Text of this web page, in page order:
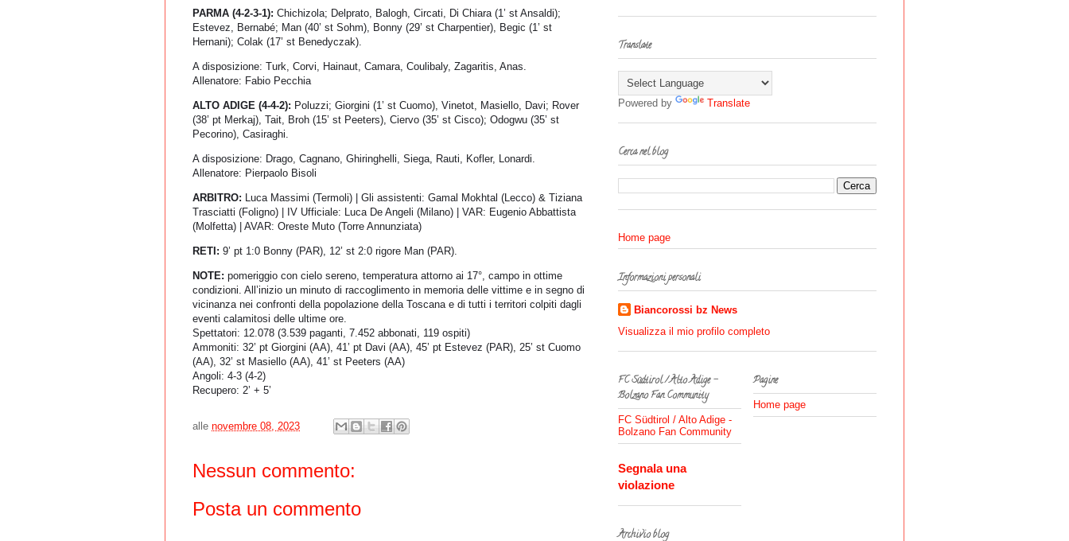
PARMA (4-2-3-1): Chichizola; Delprato, Balogh, Circati, Di Chiara (1’ st Ansaldi);
Estevez, Bernabé; Man (40’ st Sohm), Bonny (29’ st Charpentier), Begic (1’ st
Hernani); Colak (17’ st Benedyczak).
A disposizione: Turk, Corvi, Hainaut, Camara, Coulibaly, Zagaritis, Anas.
Allenatore: Fabio Pecchia
ALTO ADIGE (4-4-2): Poluzzi; Giorgini (1’ st Cuomo), Vinetot, Masiello, Davi; Rover
(38’ pt Merkaj), Tait, Broh (15’ st Peeters), Ciervo (35’ st Cisco); Odogwu (35’ st
Pecorino), Casiraghi.
A disposizione: Drago, Cagnano, Ghiringhelli, Siega, Rauti, Kofler, Lonardi.
Allenatore: Pierpaolo Bisoli
ARBITRO: Luca Massimi (Termoli) | Gli assistenti: Gamal Mokhtal (Lecco) & Tiziana
Trasciatti (Foligno) | IV Ufficiale: Luca De Angeli (Milano) | VAR: Eugenio Abbattista
(Molfetta) | AVAR: Oreste Muto (Torre Annunziata)
RETI: 9’ pt 1:0 Bonny (PAR), 12’ st 2:0 rigore Man (PAR).
NOTE: pomeriggio con cielo sereno, temperatura attorno ai 17°, campo in ottime
condizioni. All’inizio un minuto di raccoglimento in memoria delle vittime e in segno di
vicinanza nei confronti della popolazione della Toscana e di tutti i territori colpiti dagli
eventi calamitosi delle ultime ore.
Spettatori: 12.078 (3.539 paganti, 7.452 abbonati, 119 ospiti)
Ammoniti: 32’ pt Giorgini (AA), 41’ pt Davi (AA), 45’ pt Estevez (PAR), 25’ st Cuomo
(AA), 32’ st Masiello (AA), 41’ st Peeters (AA)
Angoli: 4-3 (4-2)
Recupero: 2’ + 5’
alle novembre 08, 2023
Nessun commento:
Posta un commento
Translate
Powered by Translate
Cerca nel blog
Home page
Informazioni personali
Biancorossi bz News
Visualizza il mio profilo completo
FC Südtirol / Alto Adige -
Bolzano Fan Community
FC Südtirol / Alto Adige -
Bolzano Fan Community
Segnala una
violazione
Pagine
Home page
Archivio blog